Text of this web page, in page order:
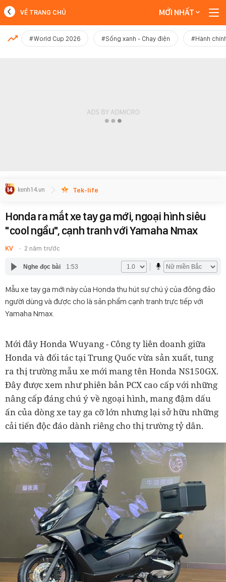
MỚI NHẤT
VỀ TRANG CHỦ MỚI NHẤT
#World Cup 2026 #Sống xanh - Chạy điện #Hành
Tek-life
Honda ra mắt xe tay ga mới, ngoại hình siêu
"cool ngầu", cạnh tranh với Yamaha Nmax
KV 2 năm trước
Nghe đọc bài 1:53
Mẫu xe tay ga mới này của Honda thu hút sự chú ý của đông đảo
người dùng và được cho là sản phẩm cạnh tranh trực tiếp với
Yamaha Nmax.
Mới đây Honda Wuyang - Công ty liên doanh giữa
Honda và đối tác tại Trung Quốc vừa sản xuất, tung
ra thị trường mẫu xe mới mang tên Honda NS150GX.
Đây được xem như phiên bản PCX cao cấp với những
nâng cấp đáng chú ý về ngoại hình, mang đậm dấu
ấn của dòng xe tay ga cỡ lớn nhưng lại sở hữu những
cải tiến độc đáo dành riêng cho thị trường tỷ dân.